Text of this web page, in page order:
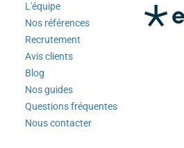
L'équipe
Nos références
Recrutement
Avis clients
Blog
Nos guides
Questions fréquentes
Nous contacter